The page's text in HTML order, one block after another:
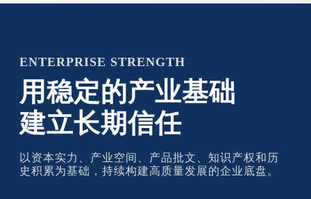
用稳定的产业基础
建立长期信任
以资本实力、产业空间、产品批文、知识产权和历
史积累为基础，持续构建高质量发展的企业底盘。
ENTERPRISE STRENGTH